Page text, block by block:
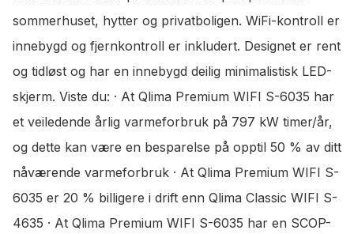
sommerhuset, hytter og privatboligen. WiFi-kontroll er
innebygd og fjernkontroll er inkludert. Designet er rent
og tidløst og har en innebygd deilig minimalistisk LED-
skjerm. Viste du: · At Qlima Premium WIFI S-6035 har
et veiledende årlig varmeforbruk på 797 kW timer/år,
og dette kan være en besparelse på opptil 50 % av ditt
nåværende varmeforbruk · At Qlima Premium WIFI S-
6035 er 20 % billigere i drift enn Qlima Classic WIFI S-
4635 · At Qlima Premium WIFI S-6035 har en SCOP-